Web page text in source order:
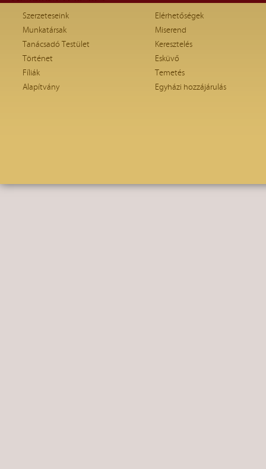
Szerzeteseink
Munkatársak
Tanácsadó Testület
Történet
Fíliák
Alapítvány
Elérhetőségek
Miserend
Keresztelés
Esküvő
Temetés
Egyházi hozzájárulás